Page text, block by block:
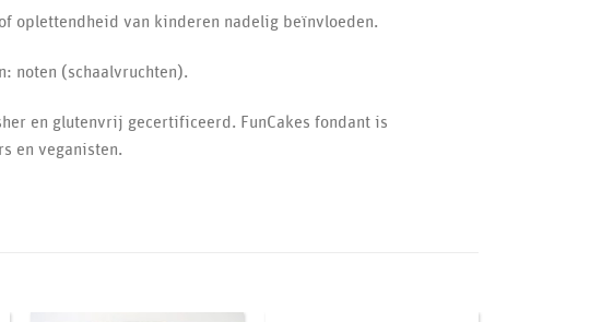
oplettendheid van kinderen nadelig beïnvloeden.
noten (schaalvruchten).
en glutenvrij gecertificeerd. FunCakes fondant is
en veganisten.